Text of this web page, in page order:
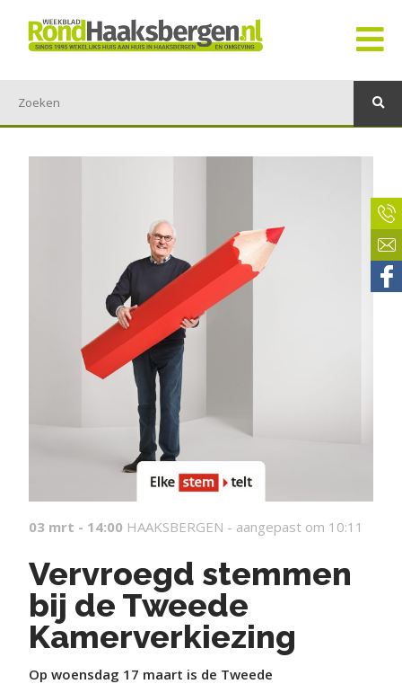
03 mrt - 14:00 HAAKSBERGEN - aangepast om 10:11
Vervroegd stemmen
bij de Tweede
Kamerverkiezing
Op woensdag 17 maart is de Tweede